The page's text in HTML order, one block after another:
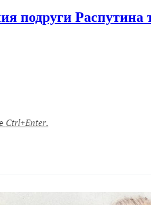
подруги Распутина